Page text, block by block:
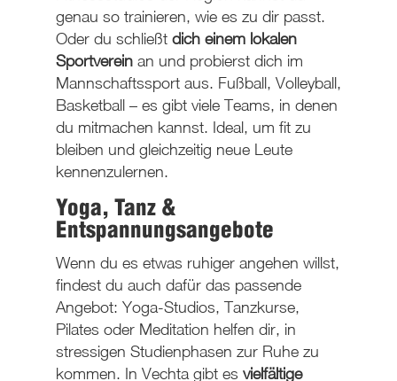
genau so trainieren, wie es zu dir passt.
Oder du schließt dich einem lokalen
Sportvereinan und probierst dich im
Mannschaftssport aus. Fußball, Volleyball,
Basketball – es gibt viele Teams, in denen
du mitmachen kannst. Ideal, um fit zu
bleiben und gleichzeitig neue Leute
kennenzulernen.
Yoga, Tanz &
Entspannungsangebote
Wenn du es etwas ruhiger angehen willst,
findest du auch dafür das passende
Angebot: Yoga-Studios, Tanzkurse,
Pilates oder Meditation helfen dir, in
stressigen Studienphasen zur Ruhe zu
kommen. In Vechta gibt es vielfältige